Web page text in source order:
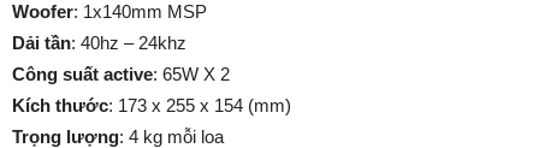
Woofer: 1x140mm MSP
Dải tần: 40hz – 24khz
Công suất active: 65W X 2
Kích thước: 173 x 255 x 154 (mm)
Trọng lượng: 4 kg mỗi loa